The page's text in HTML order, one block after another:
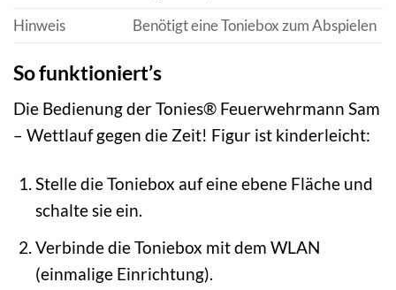
Hinweis
Benötigt eine Toniebox zum Abspielen
So funktioniert’s
Die Bedienung der Tonies® Feuerwehrmann Sam
– Wettlauf gegen die Zeit! Figur ist kinderleicht:
Stelle die Toniebox auf eine ebene Fläche und
schalte sie ein.
Verbinde die Toniebox mit dem WLAN
(einmalige Einrichtung).